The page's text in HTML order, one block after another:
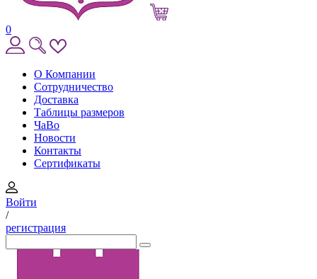
0
О Компании
Сотрудничество
Доставка
Таблицы размеров
ЧаВо
Новости
Контакты
Сертификаты
Войти
/
регистрация